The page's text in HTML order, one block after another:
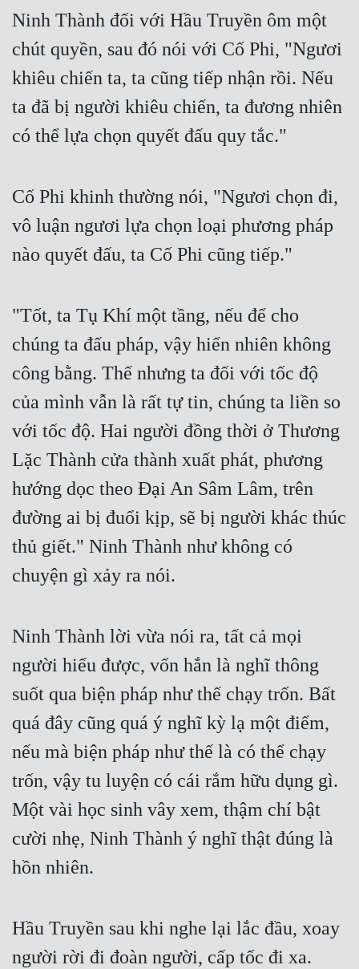
Tính Cách Nhân Vật :
Cơ Trí
Vô Sỉ
Điềm Đạm
Ninh Thành đối với Hầu Truyền ôm một
chút quyền, sau đó nói với Cố Phi, "Ngươi
khiêu chiến ta, ta cũng tiếp nhận rồi. Nếu
ta đã bị người khiêu chiến, ta đương nhiên
có thể lựa chọn quyết đấu quy tắc."
Cố Phi khinh thường nói, "Ngươi chọn đi,
vô luận ngươi lựa chọn loại phương pháp
nào quyết đấu, ta Cố Phi cũng tiếp."
"Tốt, ta Tụ Khí một tầng, nếu để cho
chúng ta đấu pháp, vậy hiển nhiên không
công bằng. Thế nhưng ta đối với tốc độ
của mình vẫn là rất tự tin, chúng ta liền so
với tốc độ. Hai người đồng thời ở Thương
Lặc Thành cửa thành xuất phát, phương
hướng dọc theo Đại An Sâm Lâm, trên
đường ai bị đuổi kịp, sẽ bị người khác thúc
thủ giết." Ninh Thành như không có
chuyện gì xảy ra nói.
Ninh Thành lời vừa nói ra, tất cả mọi
người hiểu được, vốn hắn là nghĩ thông
suốt qua biện pháp như thế chạy trốn. Bất
quá đây cũng quá ý nghĩ kỳ lạ một điểm,
nếu mà biện pháp như thế là có thể chạy
trốn, vậy tu luyện có cái rắm hữu dụng gì.
Một vài học sinh vây xem, thậm chí bật
cười nhẹ, Ninh Thành ý nghĩ thật đúng là
hồn nhiên.
Hầu Truyền sau khi nghe lại lắc đầu, xoay
người rời đi đoàn người, cấp tốc đi xa.